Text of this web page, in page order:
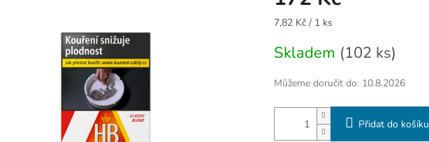
Měrná
7,82 Kč / 1 ks
Skladem (102 ks)
Můžeme doručit do: 10.8.2026
Přidat do košíku